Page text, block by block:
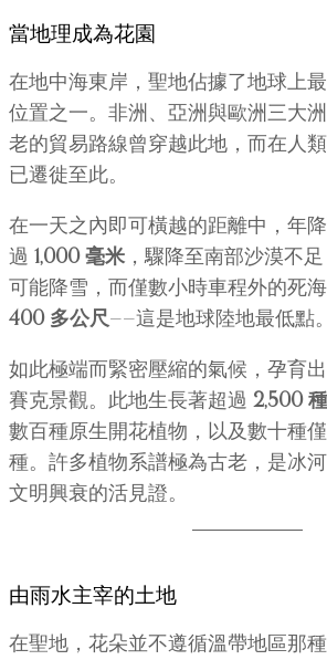
當地理成為花園
在地中海東岸，聖地佔據了地球上
位置之一。非洲、亞洲與歐洲三大
老的貿易路線曾穿越此地，而在人
已遷徙至此。
在一天之內即可橫越的距離中，年
過 1,000 毫米 ，驟降至南部沙漠不足
可能降雪，而僅數小時車程外的死
400 多公尺——這是地球陸地最低點。
如此極端而緊密壓縮的氣候，孕育
賽克景觀。此地生長著超過 2,500
數百種原生開花植物，以及數十種
種。許多植物系譜極為古老，是冰
文明興衰的活見證。
由雨水主宰的土地
在聖地，花朵並不遵循溫帶地區那